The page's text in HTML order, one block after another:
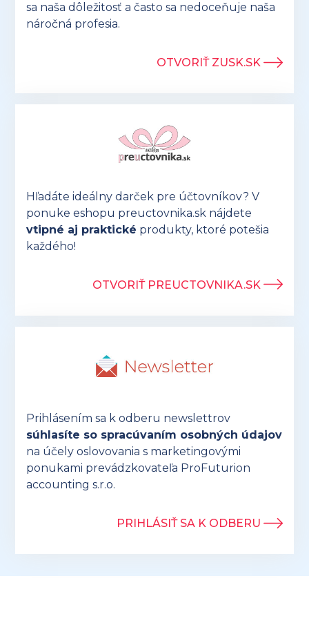
sa naša dôležitosť a často sa nedoceňuje naša
náročná profesia.
OTVORIŤ ZUSK.SK
Hľadáte ideálny darček pre účtovníkov? V
ponuke eshopu preuctovnika.sk nájdete
vtipné aj praktické produkty, ktoré potešia
každého!
OTVORIŤ PREUCTOVNIKA.SK
Prihlásením sa k odberu newslettrov
súhlasíte so spracúvaním osobných údajov
na účely oslovovania s marketingovými
ponukami prevádzkovateľa ProFuturion
accounting s.r.o.
PRIHLÁSIŤ SA K ODBERU